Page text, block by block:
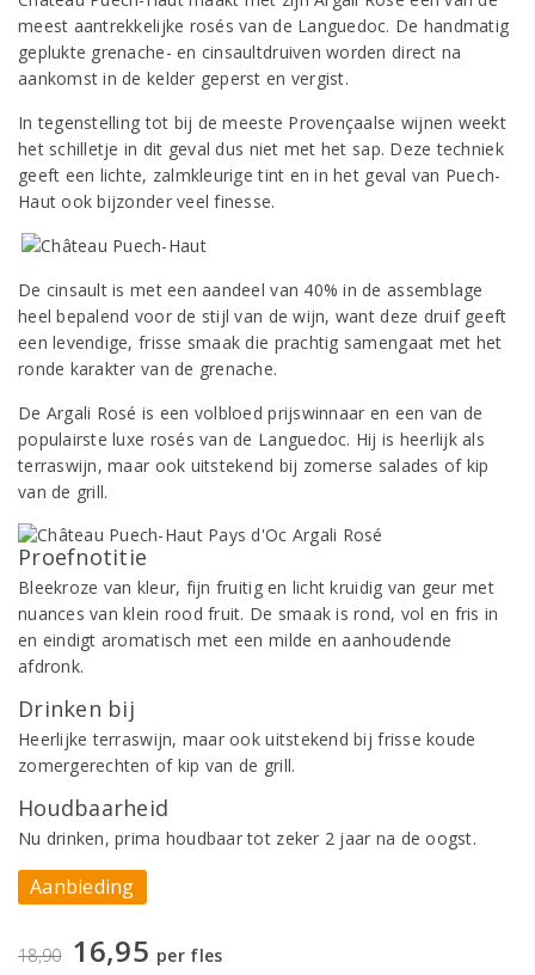
meest aantrekkelijke rosés van de Languedoc. De handmatig
geplukte grenache- en cinsaultdruiven worden direct na
aankomst in de kelder geperst en vergist.
In tegenstelling tot bij de meeste Provençaalse wijnen weekt
het schilletje in dit geval dus niet met het sap. Deze techniek
geeft een lichte, zalmkleurige tint en in het geval van Puech-
Haut ook bijzonder veel finesse.
De cinsault is met een aandeel van 40% in de assemblage
heel bepalend voor de stijl van de wijn, want deze druif geeft
een levendige, frisse smaak die prachtig samengaat met het
ronde karakter van de grenache.
De Argali Rosé is een volbloed prijswinnaar en een van de
populairste luxe rosés van de Languedoc. Hij is heerlijk als
terraswijn, maar ook uitstekend bij zomerse salades of kip
van de grill.
Proefnotitie
Bleekroze van kleur, fijn fruitig en licht kruidig van geur met
nuances van klein rood fruit. De smaak is rond, vol en fris in
en eindigt aromatisch met een milde en aanhoudende
afdronk.
Drinken bij
Heerlijke terraswijn, maar ook uitstekend bij frisse koude
zomergerechten of kip van de grill.
Houdbaarheid
Nu drinken, prima houdbaar tot zeker 2 jaar na de oogst.
Aanbieding
18,90 16,95 per fles